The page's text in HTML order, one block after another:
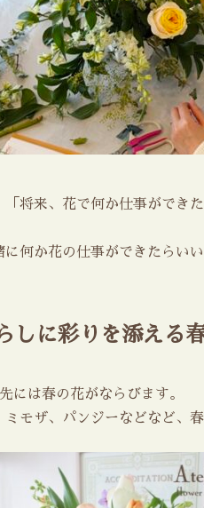
将来、花で何か仕事ができ
何か花の仕事ができたらい
しに彩りを添える
には春の花がならびます。
モザ、パンジーなどなど、